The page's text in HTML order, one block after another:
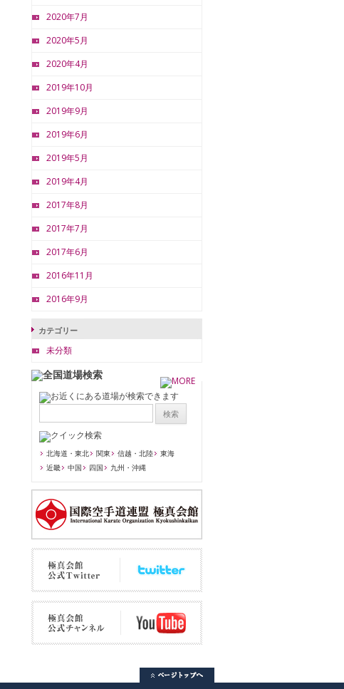
2020年7月
2020年5月
2020年4月
2019年10月
2019年9月
2019年6月
2019年5月
2019年4月
2017年8月
2017年7月
2017年6月
2016年11月
2016年9月
カテゴリー
未分類
北海道・東北 関東 信越・北陸
東海
近畿
中国 四国 九州・沖縄